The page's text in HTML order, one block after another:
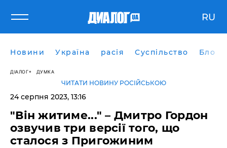
RU
Новини Україна расія Суспільство Блоги
ДІАЛОГ ДУМКА
ЧИТАТИ НОВИНУ РОСІЙСЬКОЮ
24 серпня 2023, 13:16
"Він житиме..." – Дмитро Гордон
озвучив три версії того, що
сталося з Пригожиним